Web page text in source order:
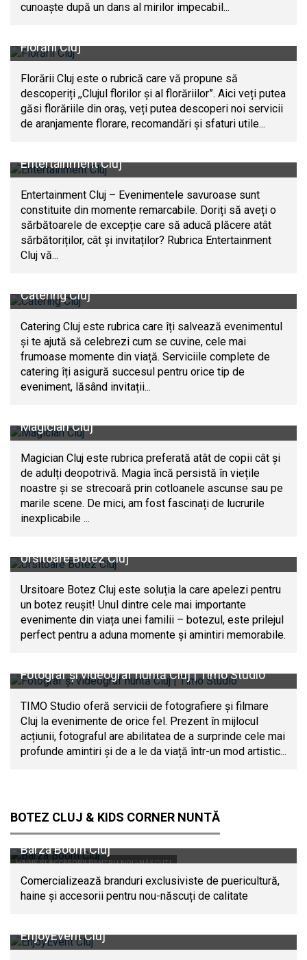
cunoaște după un dans al mirilor impecabil...
Florării Cluj
Florării Cluj este o rubrică care vă propune să
descoperiți ,,Clujul florilor și al florăriilor”. Aici veți putea
găsi florăriile din oraș, veți putea descoperi noi servicii
de aranjamente florare, recomandări și sfaturi utile...
Entertainment Cluj
Entertainment Cluj – Evenimentele savuroase sunt
constituite din momente remarcabile. Doriți să aveți o
sărbătoarele de excepție care să aducă plăcere atât
sărbătoriților, cât și invitaților? Rubrica Entertainment
Cluj vă...
Catering Cluj
Catering Cluj este rubrica care îți salvează evenimentul
și te ajută să celebrezi cum se cuvine, cele mai
frumoase momente din viață. Serviciile complete de
catering îți asigură succesul pentru orice tip de
eveniment, lăsând invitații...
Magician Cluj
Magician Cluj este rubrica preferată atât de copii cât și
de adulți deopotrivă. Magia încă persistă în viețile
noastre și se strecoară prin cotloanele ascunse sau pe
marile scene. De mici, am fost fascinați de lucrurile
inexplicabile ...
Ursitoare Botez Cluj
Ursitoare Botez Cluj este soluția la care apelezi pentru
un botez reușit! Unul dintre cele mai importante
evenimente din viața unei familii – botezul, este prilejul
perfect pentru a aduna momente și amintiri memorabile.
Fotograf și videograf nuntă Cluj | Timo Studio
TIMO Studio oferă servicii de fotografiere și filmare
Cluj la evenimente de orice fel. Prezent în mijlocul
acțiunii, fotograful are abilitatea de a surprinde cele mai
profunde amintiri și de a le da viață într-un mod artistic...
BOTEZ CLUJ & KIDS CORNER NUNTĂ
HAINE ȘI ACCESORII PENTRU NOU-NĂSCUȚI
Barza Boom Cluj
Comercializează branduri exclusiviste de puericultură,
haine și accesorii pentru nou-născuți de calitate
EnjoyEvent Cluj